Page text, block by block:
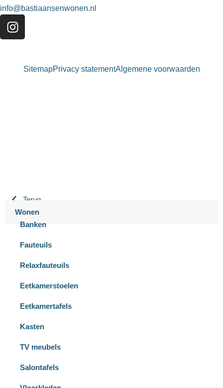
info@bastiaansenwonen.nl
SitemapPrivacy statementAlgemene voorwaarden
Terug
Wonen
Banken
Fauteuils
Relaxfauteuils
Eetkamerstoelen
Eetkamertafels
Kasten
TV meubels
Salontafels